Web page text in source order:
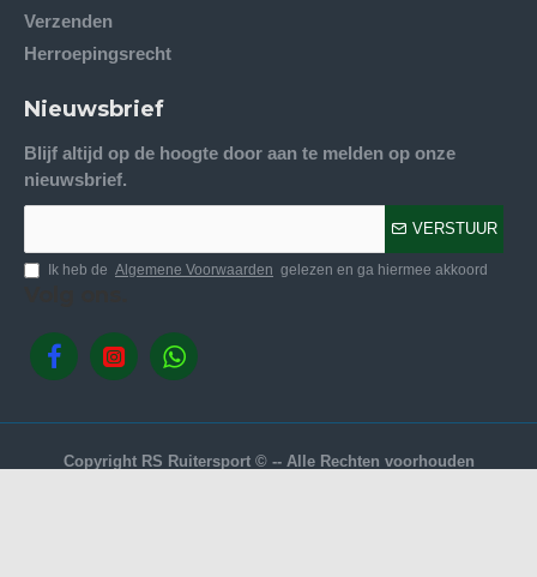
Verzenden
Herroepingsrecht
Nieuwsbrief
Blijf altijd op de hoogte door aan te melden op onze
nieuwsbrief.
VERSTUUR
Ik heb de Algemene Voorwaarden gelezen en ga hiermee akkoord
Copyright RS Ruitersport © -- Alle Rechten voorhouden